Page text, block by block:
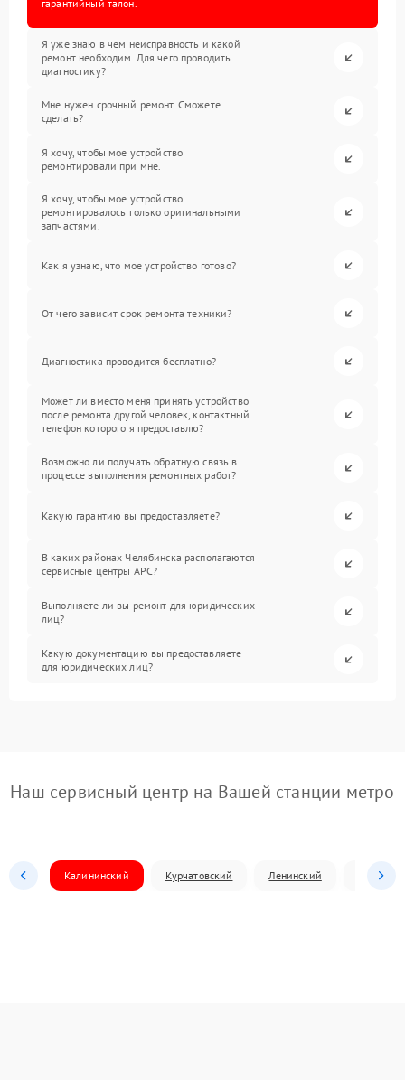
гарантийный талон.
Я уже знаю в чем неисправность и какой
ремонт необходим. Для чего проводить
диагностику?
Мне нужен срочный ремонт. Сможете
сделать?
Я хочу, чтобы мое устройство
ремонтировали при мне.
Я хочу, чтобы мое устройство
ремонтировалось только оригинальными
запчастями.
Как я узнаю, что мое устройство готово?
От чего зависит срок ремонта техники?
Диагностика проводится бесплатно?
Может ли вместо меня принять устройство
после ремонта другой человек, контактный
телефон которого я предоставлю?
Возможно ли получать обратную связь в
процессе выполнения ремонтных работ?
Какую гарантию вы предоставляете?
В каких районах Челябинска располагаются
сервисные центры APC?
Выполняете ли вы ремонт для юридических
лиц?
Какую документацию вы предоставляете
для юридических лиц?
Наш сервисный центр на Вашей станции метро
Калининский Курчатовский Ленинский